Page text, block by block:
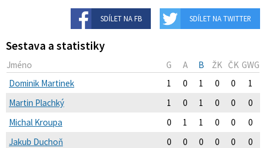
SDÍLET NA FB SDÍLET NA TWITTER
Sestava a statistiky
Jméno G A B ŽK ČK GWG
Dominik Martinek
1 0 1 0 0
1
Martin Plachký
1 0 1 0 0
0
Michal Kroupa
0 1 1 0 0
0
Jakub Duchoň
0 0 0 0 0
0